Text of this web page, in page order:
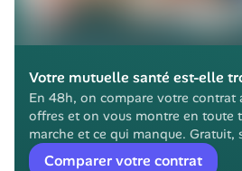
Votre mutuelle santé est-elle
En 48h, on compare votre contrat
offres et on vous montre en toute
marche et ce qui manque. Gratuit,
Comparer votre contrat